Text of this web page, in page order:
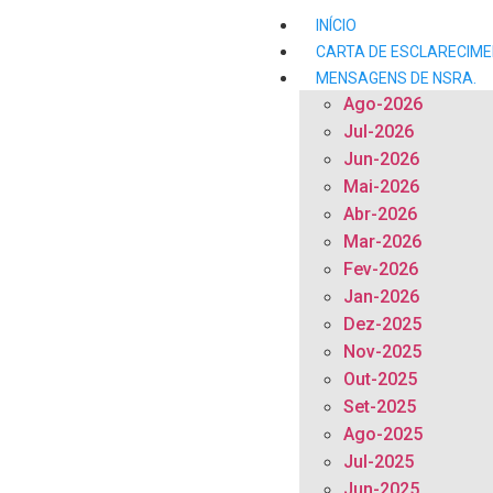
INÍCIO
CARTA DE
MENSAGENS DE NSRA.
Ago-2026
Jul-2026
Jun-2026
Mai-2026
Abr-2026
Mar-2026
Fev-2026
Jan-2026
Dez-2025
Nov-2025
Out-2025
Set-2025
Ago-2025
Jul-2025